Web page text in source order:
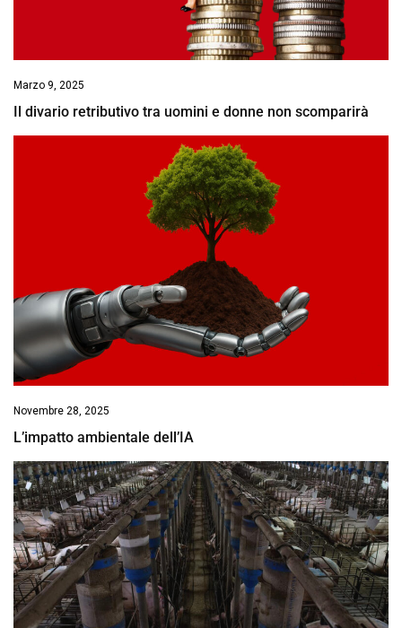
Marzo 9, 2025
Il divario retributivo tra uomini e donne non scomparirà
Novembre 28, 2025
L’impatto ambientale dell’IA